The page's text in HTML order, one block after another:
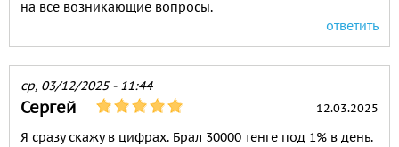
на все возникающие вопросы.
ответить
ср, 03/12/2025 - 11:44
Сергей 12.03.2025
Я сразу скажу в цифрах. Брал 30000 тенге под 1% в день.